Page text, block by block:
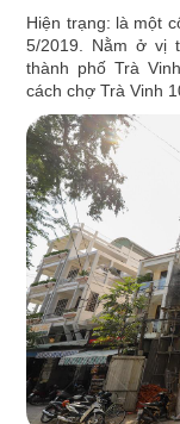
Cảm
Hiện trạng: là một
5/2019. Nằm ở vị
thành phố Trà
cách chợ Trà Vinh